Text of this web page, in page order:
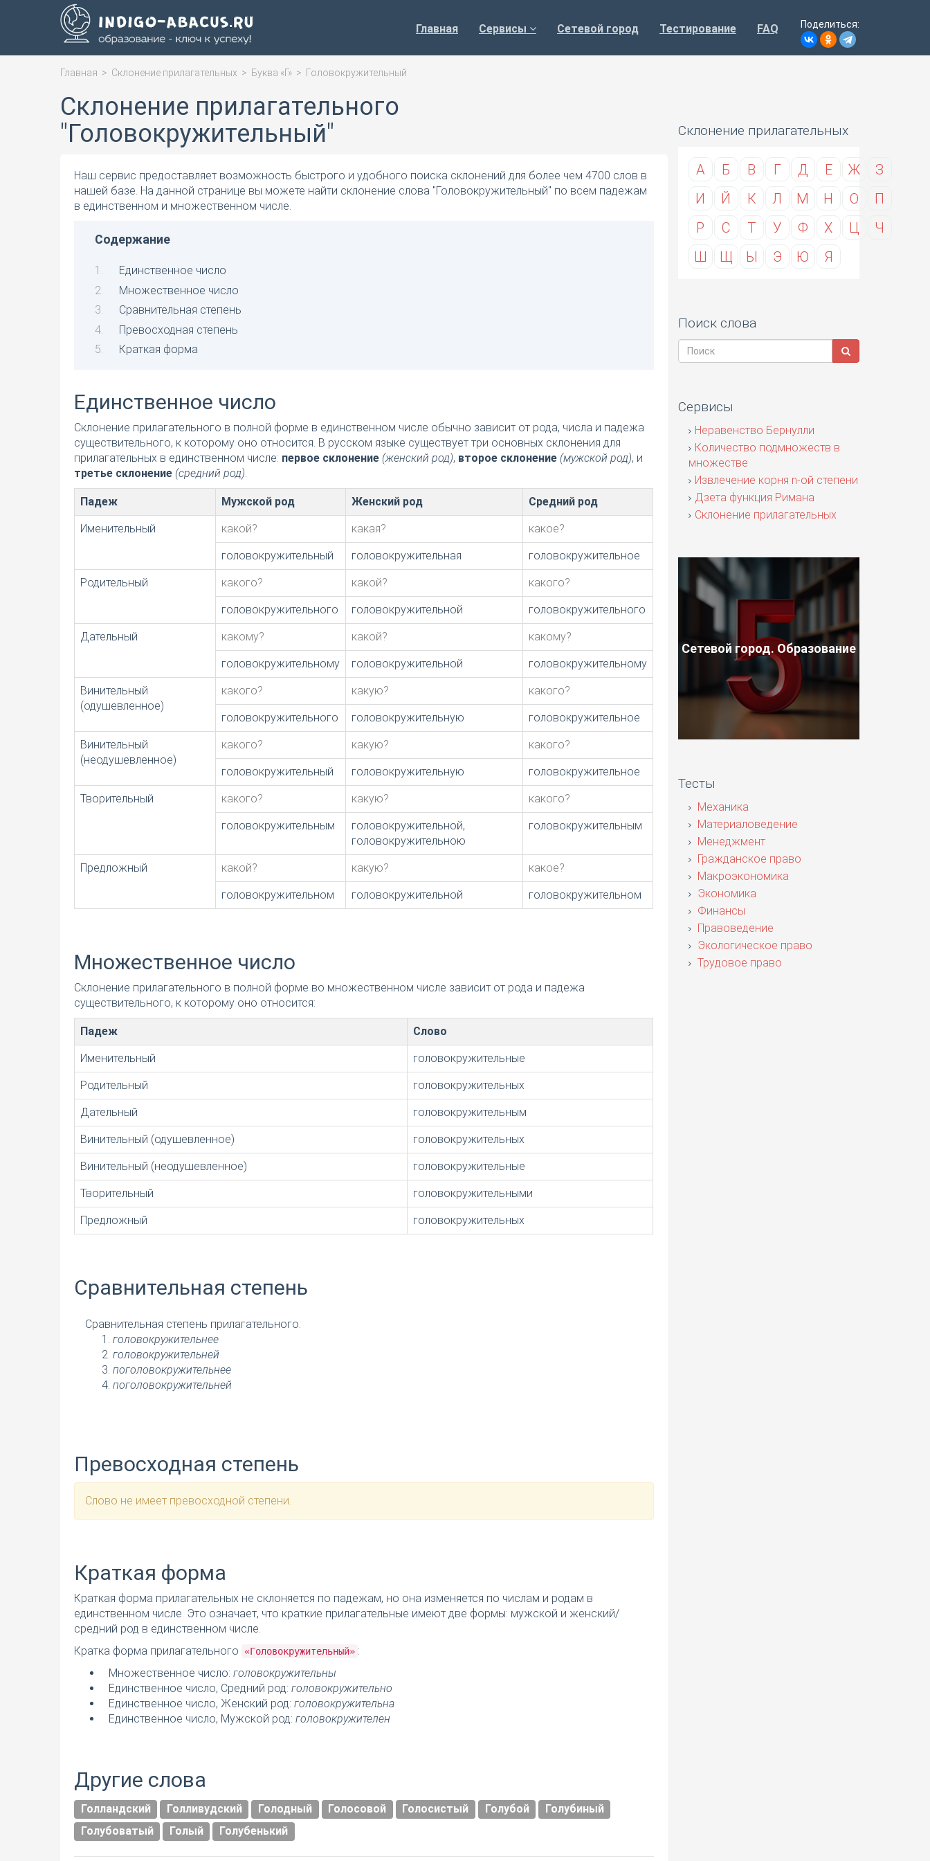
Главная Сервисы Сетевой город Тестирование FAQ Поделиться:
Главная > Склонение прилагательных > Буква «Г» > Головокружительный
Склонение прилагательного
"Головокружительный"
Наш сервис предоставляет возможность быстрого и удобного поиска склонений для более чем 4700 слов в
нашей базе. На данной странице вы можете найти склонение слова "Головокружительный" по всем падежам
в единственном и множественном числе.
Содержание
Единственное число
Множественное число
Сравнительная степень
Превосходная степень
Краткая форма
Единственное число
Склонение прилагательного в полной форме в единственном числе обычно зависит от рода, числа и падежа
существительного, к которому оно относится. В русском языке существует три основных склонения для
прилагательных в единственном числе: первое склонение (женский род), второе склонение (мужской род), и
третье склонение (средний род).
Падеж Мужской род Женский род Средний род
Именительный какой? какая? какое?
головокружительный головокружительная головокружительное
Родительный какого? какой? какого?
головокружительного головокружительной головокружительного
Дательный какому? какой? какому?
головокружительному головокружительной головокружительному
Винительный
(одушевленное)
какого? какую? какого?
головокружительного головокружительную головокружительное
Винительный
(неодушевленное)
какого? какую? какого?
головокружительный головокружительную головокружительное
Творительный какого? какую? какого?
головокружительным
головокружительной,
головокружительною
головокружительным
Предложный какой? какую? какое?
головокружительном головокружительной головокружительном
Множественное число
Склонение прилагательного в полной форме во множественном числе зависит от рода и падежа
существительного, к которому оно относится:
Падеж Слово
Именительный головокружительные
Родительный головокружительных
Дательный головокружительным
Винительный (одушевленное) головокружительных
Винительный (неодушевленное) головокружительные
Творительный головокружительными
Предложный головокружительных
Сравнительная степень
Сравнительная степень прилагательного:
головокружительнее
головокружительней
поголовокружительнее
поголовокружительней
Превосходная степень
Слово не имеет превосходной степени.
Краткая форма
Краткая форма прилагательных не склоняется по падежам, но она изменяется по числам и родам в
единственном числе. Это означает, что краткие прилагательные имеют две формы: мужской и женский/
средний род в единственном числе.
Кратка форма прилагательного
«Головокружительный» :
Множественное число: головокружительны
Единственное число, Средний род: головокружительно
Единственное число, Женский род: головокружительна
Единственное число, Мужской род: головокружителен
Другие слова
Голландский Голливудский Голодный Голосовой Голосистый Голубой
Голубиный
Голубоватый
Голый Голубенький
Склонение прилагательных
А Б В Г Д Е Ж
З
И
Й К Л М Н О
П
Р
С Т У Ф Х Ц
Ч
Ш
Щ Ы Э Ю Я
Поиск слова
Сервисы
Неравенство Бернулли
Количество подмножеств в
множестве
Извлечение корня n-ой степени
Дзета функция Римана
Склонение прилагательных
Сетевой город. Образование
Тесты
Механика
Материаловедение
Менеджмент
Гражданское право
Макроэкономика
Экономика
Финансы
Правоведение
Экологическое право
Трудовое право